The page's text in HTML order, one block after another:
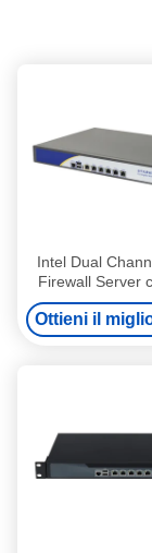
Intel Dual
Firewall Server
RJ45 MSATA
RJ45
Ottieni il